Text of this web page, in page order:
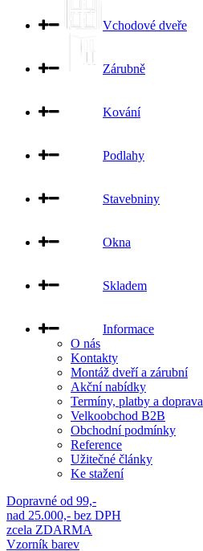
Vchodové dveře
Zárubně
Kování
Podlahy
Stavebniny
Okna
Skladem
Informace
O nás
Kontakty
Montáž dveří a zárubní
Akční nabídky
Termíny, platby a doprava
Velkoobchod B2B
Obchodní podmínky
Reference
Užitečné články
Ke stažení
Dopravné od 99,-
nad 25.000,- bez DPH
zcela ZDARMA
Vzorník barev